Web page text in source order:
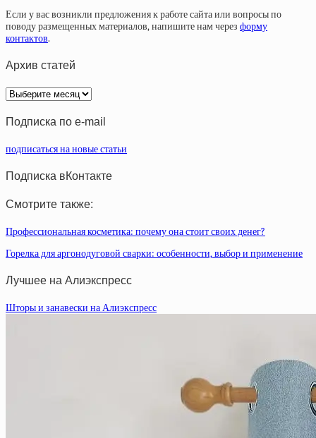
Если у вас возникли предложения к работе сайта или вопросы по
поводу размещенных материалов, напишите нам через форму
контактов.
Архив статей
Архив
статей
Подписка по e-mail
подписаться на новые статьи
Подписка вКонтакте
Смотрите также:
Профессиональная косметика: почему она стоит своих денег?
Горелка для аргонодуговой сварки: особенности, выбор и применение
Лучшее на Алиэкспресс
Шторы и занавески на Алиэкспресс